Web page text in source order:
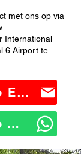
met ons op via
International
6 Airport te
Click Here To Email Us
Click Here To WhatsApp Us